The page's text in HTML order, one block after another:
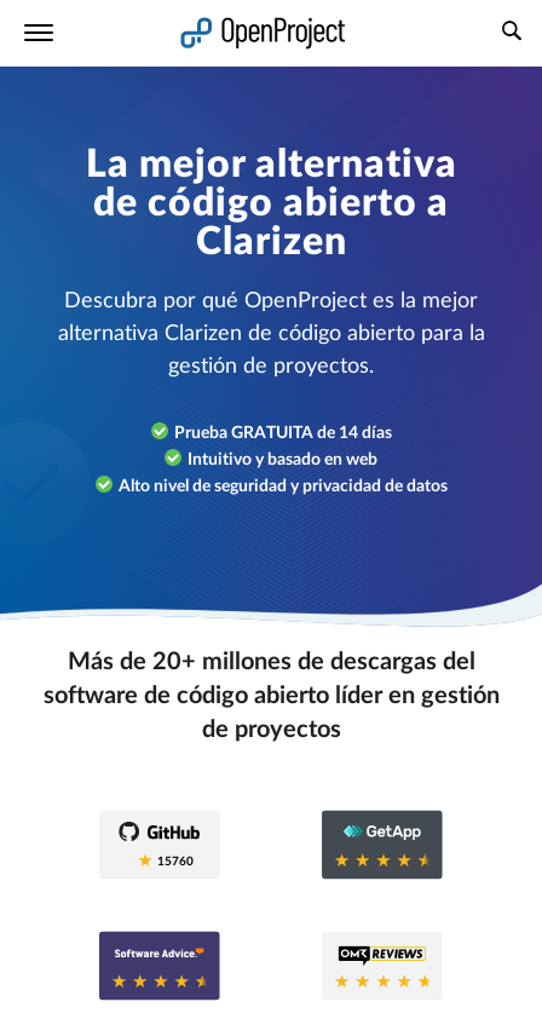
La mejor alternativa
de código abierto a
Clarizen
Descubra por qué OpenProject es la mejor
alternativa Clarizen de código abierto para la
gestión de proyectos.
Prueba GRATUITA de 14 días
Intuitivo y basado en web
Alto nivel de seguridad y privacidad de datos
Más de 20+ millones de descargas del
software de código abierto líder en gestión
de proyectos
15760
Abrir vínculo en un nuevo panel